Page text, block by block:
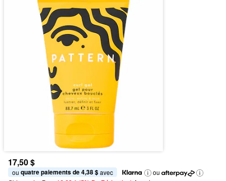
17,50 $
ou quatre paiements de 4,38 $ avec
ou